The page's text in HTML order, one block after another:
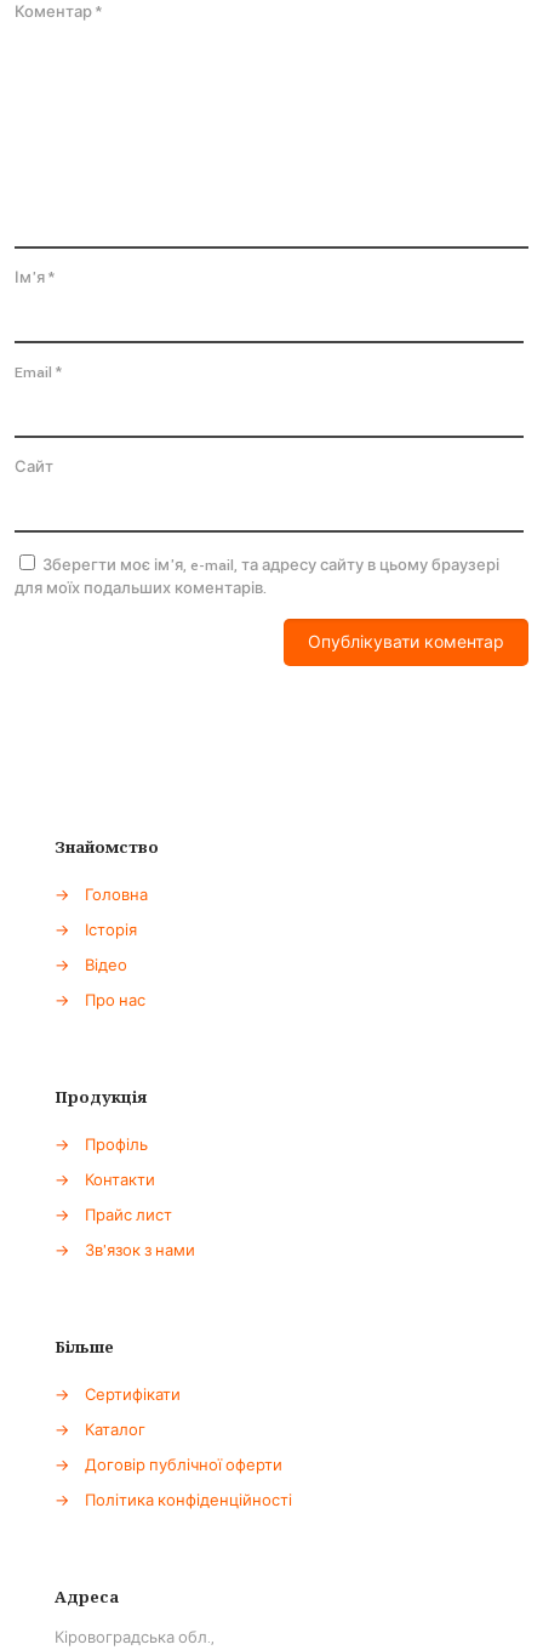
Коментар*
Ім'я*
Email *
Сайт
Зберегти моє ім'я, e-mail, та адресу сайту в цьому браузері
для моїх подальших коментарів.
Знайомство
→
Головна
→
Історія
→
Відео
→
Про нас
Продукція
→
Профіль
→
Контакти
→
Прайс лист
→
Зв'язок з нами
Більше
→
Сертифікати
→
Каталог
→
Договір публічної оферти
→
Політика конфіденційності
Адреса
Кіровоградська обл.,